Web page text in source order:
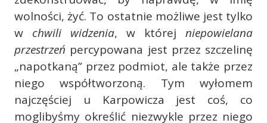
wolności, żyć. To ostatnie możliwe jest tylko
w chwili widzenia, w której niepowielana
przestrzeń percypowana jest przez szczelinę
„napotkaną” przez podmiot, ale także przez
niego współtworzoną. Tym wyłomem
najczęściej u Karpowicza jest coś, co
moglibyśmy określić niezwykle przez niego